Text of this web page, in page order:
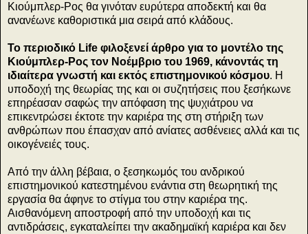
Κιούμπλερ-Ρος θα γινόταν ευρύτερα αποδεκτή και θα
ανανέωνε καθοριστικά μια σειρά από κλάδους.
Το περιοδικό Life φιλοξενεί άρθρο για το μοντέλο της
Κιούμπλερ-Ρος τον Νοέμβριο του 1969, κάνοντάς τη
ιδιαίτερα γνωστή και εκτός επιστημονικού κόσμου. Η
υποδοχή της θεωρίας της και οι συζητήσεις που ξεσήκωνε
επηρέασαν σαφώς την απόφαση της ψυχιάτρου να
επικεντρώσει έκτοτε την καριέρα της στη στήριξη των
ανθρώπων που έπασχαν από ανίατες ασθένειες αλλά και τις
οικογένειές τους.
Από την άλλη βέβαια, ο ξεσηκωμός του ανδρικού
επιστημονικού κατεστημένου ενάντια στη θεωρητική της
εργασία θα άφηνε το στίγμα του στην καριέρα της.
Αισθανόμενη αποστροφή από την υποδοχή και τις
αντιδράσεις, εγκαταλείπει την ακαδημαϊκή καριέρα και δεν